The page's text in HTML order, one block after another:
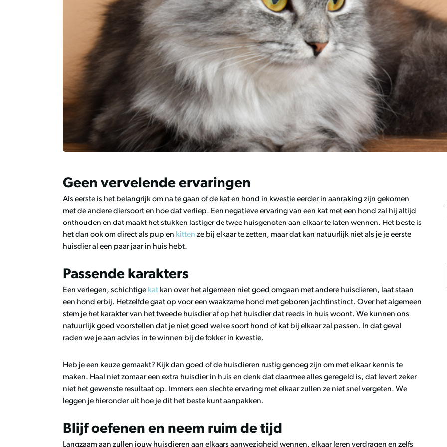
Geen vervelende ervaringen
Als eerste is het belangrijk om na te gaan of de kat en hond in kwestie eerder in aanraking zijn gekomen
met de andere diersoort en hoe dat verliep. Een negatieve ervaring van een kat met een hond zal hij altijd
onthouden en dat maakt het stukken lastiger de twee huisgenoten aan elkaar te laten wennen. Het beste is
het dan ook om direct als pup en kitten ze bij elkaar te zetten, maar dat kan natuurlijk niet als je je eerste
huisdier al een paar jaar in huis hebt.
Passende karakters
Een verlegen, schichtige kat kan over het algemeen niet goed omgaan met andere huisdieren, laat staan
een hond erbij. Hetzelfde gaat op voor een waakzame hond met geboren jachtinstinct. Over het algemeen
stem je het karakter van het tweede huisdier af op het huisdier dat reeds in huis woont. We kunnen ons
natuurlijk goed voorstellen dat je niet goed welke soort hond of kat bij elkaar zal passen. In dat geval
raden we je aan advies in te winnen bij de fokker in kwestie.
Heb je een keuze gemaakt? Kijk dan goed of de huisdieren rustig genoeg zijn om met elkaar kennis te
maken. Haal niet zomaar een extra huisdier in huis en denk dat daarmee alles geregeld is, dat levert zeker
niet het gewenste resultaat op. Immers een slechte ervaring met elkaar zullen ze niet snel vergeten. We
leggen je hieronder uit hoe je dit het beste kunt aanpakken.
Blijf oefenen en neem ruim de tijd
Langzaam aan zullen jouw huisdieren aan elkaars aanwezigheid wennen, elkaar leren verdragen en zelfs